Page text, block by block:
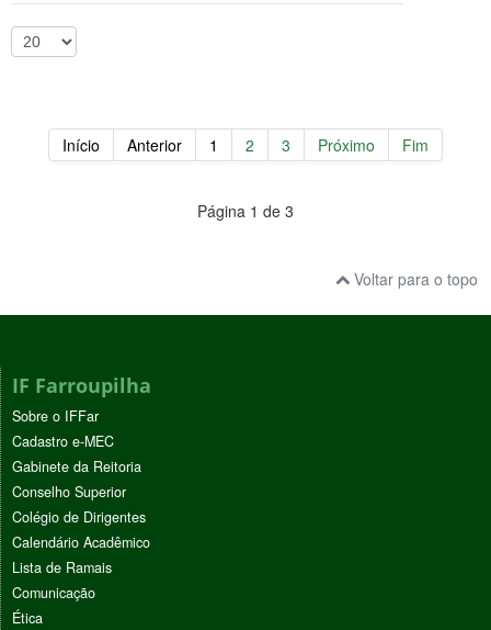
Início Anterior 1 2 3 Próximo Fim
Página 1 de 3
Voltar para o topo
IF Farroupilha
Sobre o IFFar
Cadastro e-MEC
Gabinete da Reitoria
Conselho Superior
Colégio de Dirigentes
Calendário Acadêmico
Lista de Ramais
Comunicação
Ética